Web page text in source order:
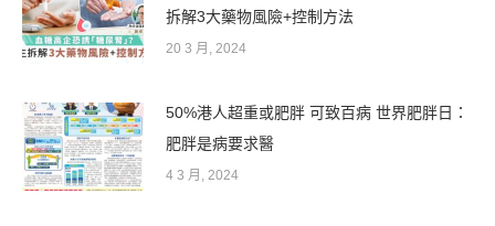
拆解3大藥物風險+控制方法
20 3 月, 2024
50%港人超重或肥胖 可致百病 世界肥胖日：
肥胖是病要求醫
4 3 月, 2024